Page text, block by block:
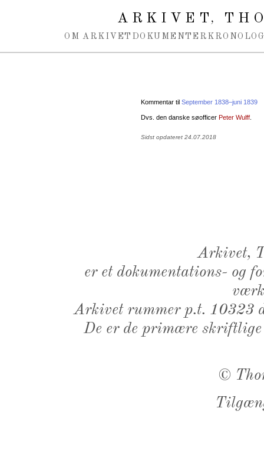
ARKIVET,
OM ARKIVET DOKUMENTER
Kommentar til September 1838–juni 1839
Dvs. den danske søofficer Peter Wulff
Sidst opdateret 24.07.2018
Arkivet,
er et dokumentations- og
Arkivet rummer p.t. 10323
De er de primære
©